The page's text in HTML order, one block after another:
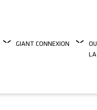
GIANT CONNEXION
LA